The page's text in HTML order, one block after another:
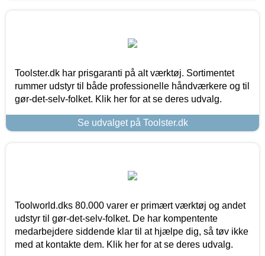
Toolster.dk har prisgaranti på alt værktøj. Sortimentet
rummer udstyr til både professionelle håndværkere og til
gør-det-selv-folket. Klik her for at se deres udvalg.
Se udvalget på Toolster.dk
Toolworld.dks 80.000 varer er primært værktøj og andet
udstyr til gør-det-selv-folket. De har kompentente
medarbejdere siddende klar til at hjælpe dig, så tøv ikke
med at kontakte dem. Klik her for at se deres udvalg.